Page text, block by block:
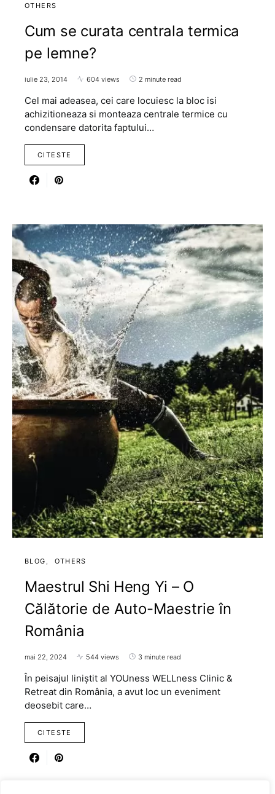
OTHERS
Cum se curata centrala termica
pe lemne?
iulie 23, 2014 604 views 2 minute read
Cel mai adeasea, cei care locuiesc la bloc isi
achizitioneaza si monteaza centrale termice cu
condensare datorita faptului…
CITESTE
BLOG OTHERS
Maestrul Shi Heng Yi – O
Călătorie de Auto-Maestrie în
România
mai 22, 2024 544 views 3 minute read
În peisajul liniștit al YOUness WELLness Clinic &
Retreat din România, a avut loc un eveniment
deosebit care…
CITESTE